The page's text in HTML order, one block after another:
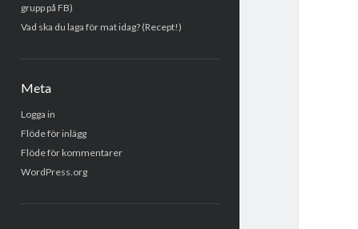
grupp på FB)
Vad ska du laga för mat idag? (Recept!)
Meta
Logga in
Flöde för inlägg
Flöde för kommentarer
WordPress.org